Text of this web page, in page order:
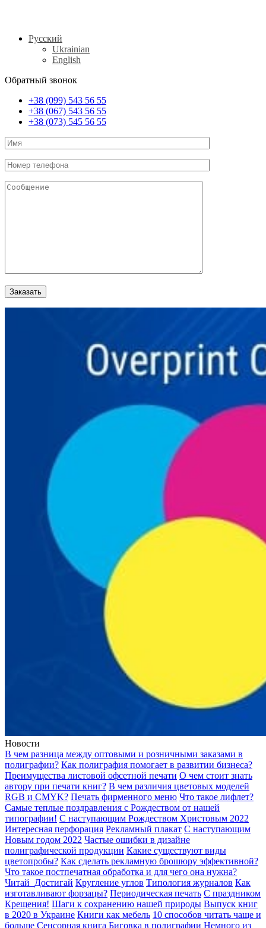
Русский
Ukrainian
English
Обратный звонок
+38 (099) 543 56 55
+38 (067) 543 56 55
+38 (073) 545 56 55
Новости
В чем разница между оптовыми и розничными заказами в
полиграфии? Как полиграфия помогает в развитии бизнеса?
Преимущества листовой офсетной печати О чем стоит знать
автору при печати книг? В чем различия цветовых моделей
RGB и CMYK? Печать фирменного меню Что такое лифлет?
Самые теплые поздравления с Рождеством от нашей
типографии! С наступающим Рождеством Христовым 2022
Интересная перфорация Рекламный плакат С наступающим
Новым годом 2022 Частые ошибки в дизайне
полиграфической продукции Какие существуют виды
цветопробы? Как сделать рекламную брошюру эффективной?
Что такое постпечатная обработка и для чего она нужна?
Читай_Достигай Кругление углов Типология журналов Как
изготавливают форзацы? Периодическая печать С праздником
Крещения! Шаги к сохранению нашей природы Выпуск книг
в 2020 в Украине Книги как мебель 10 способов читать чаще и
больше Сенсорная книга Биговка в полиграфии Немного из